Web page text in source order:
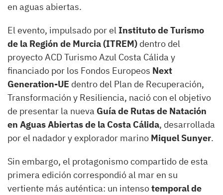
en aguas abiertas.
El evento, impulsado por el Instituto de Turismo
de la Región de Murcia (ITREM) dentro del
proyecto ACD Turismo Azul Costa Cálida y
financiado por los Fondos Europeos Next
Generation-UE dentro del Plan de Recuperación,
Transformación y Resiliencia, nació con el objetivo
de presentar la nueva Guía de Rutas de Natación
en Aguas Abiertas de la Costa Cálida, desarrollada
por el nadador y explorador marino Miquel Sunyer.
Sin embargo, el protagonismo compartido de esta
primera edición correspondió al mar en su
vertiente más auténtica: un intensotemporal de